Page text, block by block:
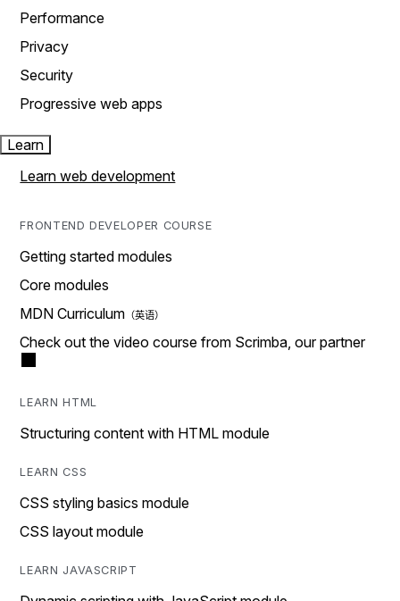
Performance
Privacy
Security
Progressive web apps
Learn
Learn web development
FRONTEND DEVELOPER COURSE
Getting started modules
Core modules
MDN Curriculum
Check out the video course from Scrimba, our partner
LEARN HTML
Structuring content with HTML module
LEARN CSS
CSS styling basics module
CSS layout module
LEARN JAVASCRIPT